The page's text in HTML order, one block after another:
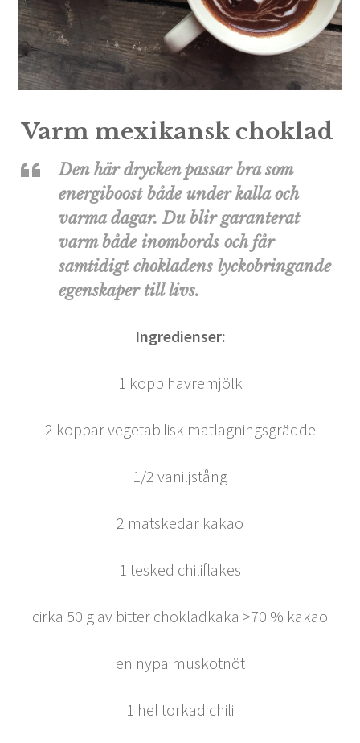
Varm mexikansk choklad
Den här drycken passar bra som
energiboost både under kalla och
varma dagar. Du blir garanterat
varm både inombords och får
samtidigt chokladens lyckobringande
egenskaper till livs.
Ingredienser:
1 kopp havremjölk
2 koppar vegetabilisk matlagningsgrädde
1/2 vaniljstång
2 matskedar kakao
1 tesked chiliflakes
cirka 50 g av bitter chokladkaka >70 % kakao
en nypa muskotnöt
1 hel torkad chili